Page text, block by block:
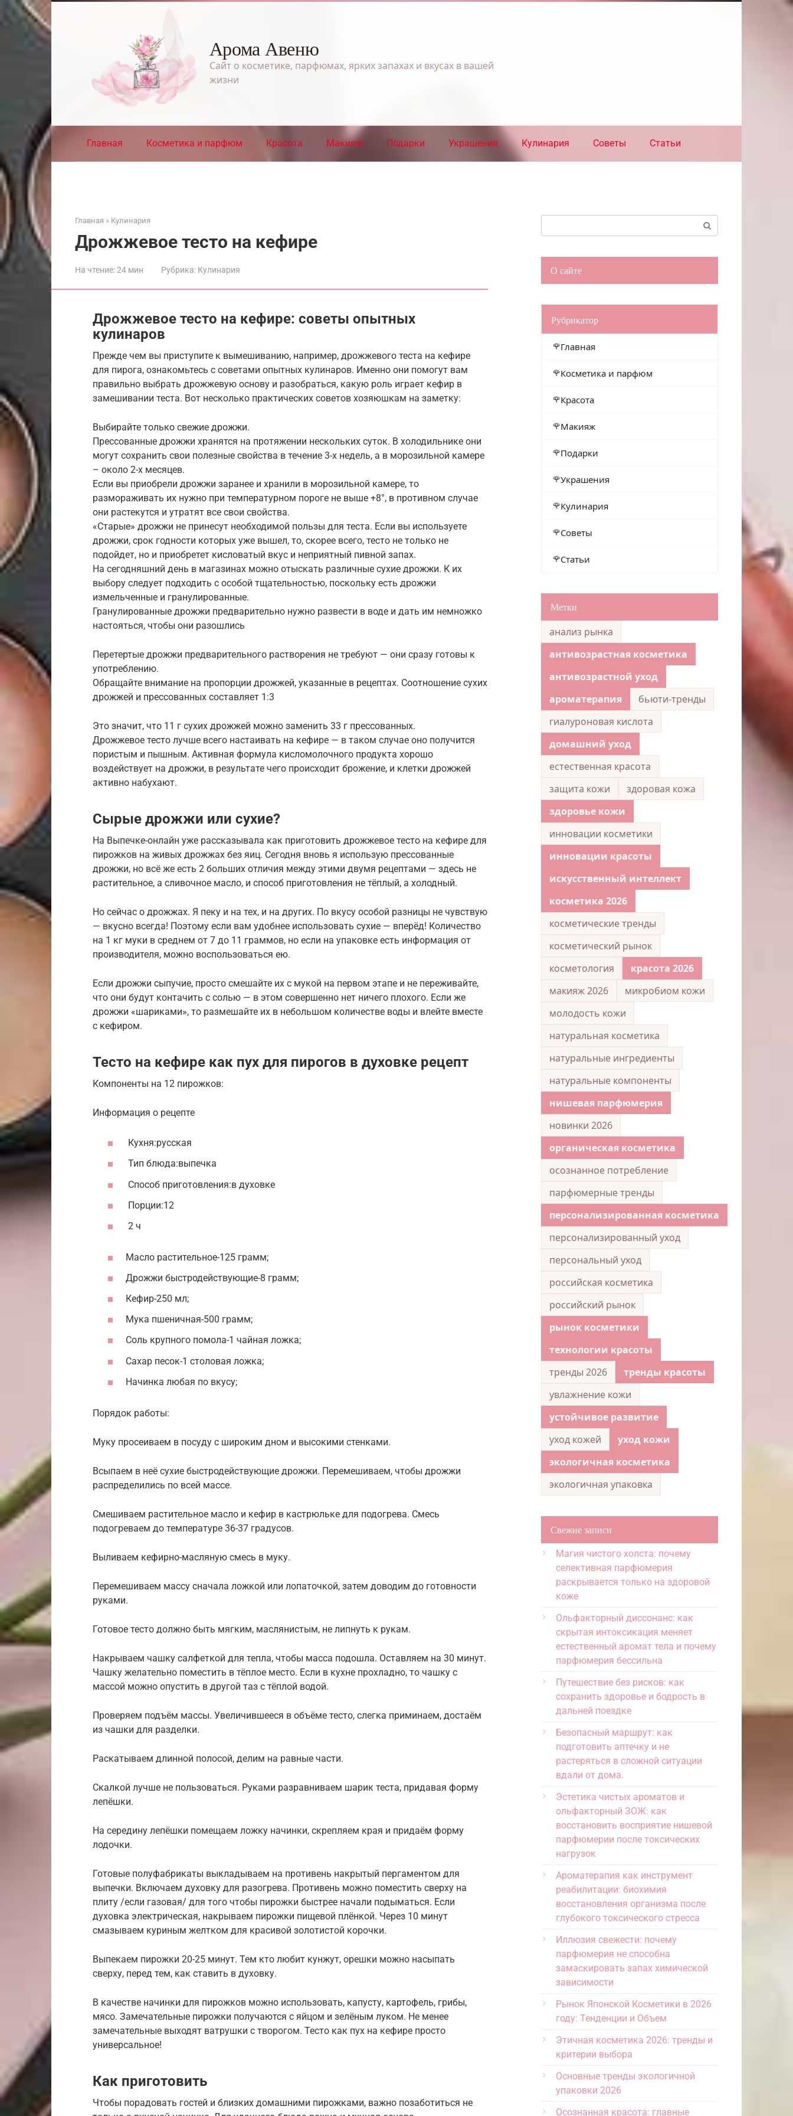
Перейти
к
контенту
Арома Авеню
Сайт о косметике, парфюмах, ярких запахах и вкусах в вашей
жизни
Главная Косметика и парфюм Красота Макияж Подарки Украшения Кулинария Советы Статьи
Главная » Кулинария
Дрожжевое тесто на кефире
На чтение:24 мин Рубрика: Кулинария
Дрожжевое тесто на кефире: советы опытных
кулинаров
Прежде чем вы приступите к вымешиванию, например, дрожжевого теста на кефире
для пирога, ознакомьтесь с советами опытных кулинаров. Именно они помогут вам
правильно выбрать дрожжевую основу и разобраться, какую роль играет кефир в
замешивании теста. Вот несколько практических советов хозяюшкам на заметку:
Выбирайте только свежие дрожжи.
Прессованные дрожжи хранятся на протяжении нескольких суток. В холодильнике они
могут сохранить свои полезные свойства в течение 3-х недель, а в морозильной камере
– около 2-х месяцев.
Если вы приобрели дрожжи заранее и хранили в морозильной камере, то
размораживать их нужно при температурном пороге не выше +8°, в противном случае
они растекутся и утратят все свои свойства.
«Старые» дрожжи не принесут необходимой пользы для теста. Если вы используете
дрожжи, срок годности которых уже вышел, то, скорее всего, тесто не только не
подойдет, но и приобретет кисловатый вкус и неприятный пивной запах.
На сегодняшний день в магазинах можно отыскать различные сухие дрожжи. К их
выбору следует подходить с особой тщательностью, поскольку есть дрожжи
измельченные и гранулированные.
Гранулированные дрожжи предварительно нужно развести в воде и дать им немножко
настояться, чтобы они разошлись
Перетертые дрожжи предварительного растворения не требуют — они сразу готовы к
употреблению.
Обращайте внимание на пропорции дрожжей, указанные в рецептах. Соотношение сухих
дрожжей и прессованных составляет 1:3
Это значит, что 11 г сухих дрожжей можно заменить 33 г прессованных.
Дрожжевое тесто лучше всего настаивать на кефире — в таком случае оно получится
пористым и пышным. Активная формула кисломолочного продукта хорошо
воздействует на дрожжи, в результате чего происходит брожение, и клетки дрожжей
активно набухают.
Сырые дрожжи или сухие?
На Выпечке-онлайн уже рассказывала как приготовить дрожжевое тесто на кефире для
пирожков на живых дрожжах без яиц. Сегодня вновь я использую прессованные
дрожжи, но всё же есть 2 больших отличия между этими двумя рецептами — здесь не
растительное, а сливочное масло, и способ приготовления не тёплый, а холодный.
Но сейчас о дрожжах. Я пеку и на тех, и на других. По вкусу особой разницы не чувствую
— вкусно всегда! Поэтому если вам удобнее использовать сухие — вперёд! Количество
на 1 кг муки в среднем от 7 до 11 граммов, но если на упаковке есть информация от
производителя, можно воспользоваться ею.
Если дрожжи сыпучие, просто смешайте их с мукой на первом этапе и не переживайте,
что они будут контачить с солью — в этом совершенно нет ничего плохого. Если же
дрожжи «шариками», то размешайте их в небольшом количестве воды и влейте вместе
с кефиром.
Тесто на кефире как пух для пирогов в духовке рецепт
Компоненты на 12 пирожков:
Информация о рецепте
Кухня:русская
Тип блюда:выпечка
Способ приготовления:в духовке
Порции:12
2 ч
Масло растительное-125 грамм;
Дрожжи быстродействующие-8 грамм;
Кефир-250 мл;
Мука пшеничная-500 грамм;
Соль крупного помола-1 чайная ложка;
Сахар песок-1 столовая ложка;
Начинка любая по вкусу;
Порядок работы:
Муку просеиваем в посуду с широким дном и высокими стенками.
Всыпаем в неё сухие быстродействующие дрожжи. Перемешиваем, чтобы дрожжи
распределились по всей массе.
Смешиваем растительное масло и кефир в кастрюльке для подогрева. Смесь
подогреваем до температуре 36-37 градусов.
Выливаем кефирно-масляную смесь в муку.
Перемешиваем массу сначала ложкой или лопаточкой, затем доводим до готовности
руками.
Готовое тесто должно быть мягким, маслянистым, не липнуть к рукам.
Накрываем чашку салфеткой для тепла, чтобы масса подошла. Оставляем на 30 минут.
Чашку желательно поместить в тёплое место. Если в кухне прохладно, то чашку с
массой можно опустить в другой таз с тёплой водой.
Проверяем подъём массы. Увеличившееся в объёме тесто, слегка приминаем, достаём
из чашки для разделки.
Раскатываем длинной полосой, делим на равные части.
Скалкой лучше не пользоваться. Руками разравниваем шарик теста, придавая форму
лепёшки.
На середину лепёшки помещаем ложку начинки, скрепляем края и придаём форму
лодочки.
Готовые полуфабрикаты выкладываем на противень накрытый пергаментом для
выпечки. Включаем духовку для разогрева. Противень можно поместить сверху на
плиту /если газовая/ для того чтобы пирожки быстрее начали подыматься. Если
духовка электрическая, накрываем пирожки пищевой плёнкой. Через 10 минут
смазываем куриным желтком для красивой золотистой корочки.
Выпекаем пирожки 20-25 минут. Тем кто любит кунжут, орешки можно насыпать
сверху, перед тем, как ставить в духовку.
В качестве начинки для пирожков можно использовать, капусту, картофель, грибы,
мясо. Замечательные пирожки получаются с яйцом и зелёным луком. Не менее
замечательные выходят ватрушки с творогом. Тесто как пух на кефире просто
универсальное!
Как приготовить
Чтобы порадовать гостей и близких домашними пирожками, важно позаботиться не
О сайте
Рубрикатор
Главная
Косметика и парфюм
Красота
Макияж
Подарки
Украшения
Кулинария
Советы
Статьи
Метки
анализ рынка
антивозрастная косметика
антивозрастной уход
ароматерапия
бьюти-тренды
гиалуроновая кислота
домашний уход
естественная красота
защита кожи
здоровая кожа
здоровье кожи
инновации косметики
инновации красоты
искусственный интеллект
косметика 2026
косметические тренды
косметический рынок
косметология
красота 2026
макияж 2026
микробиом кожи
молодость кожи
натуральная косметика
натуральные ингредиенты
натуральные компоненты
нишевая парфюмерия
новинки 2026
органическая косметика
осознанное потребление
парфюмерные тренды
персонализированная косметика
персонализированный уход
персональный уход
российская косметика
российский рынок
рынок косметики
технологии красоты
тренды 2026
тренды красоты
увлажнение кожи
устойчивое развитие
уход кожей
уход кожи
экологичная косметика
экологичная упаковка
Свежие записи
Магия чистого холста: почему
селективная парфюмерия
раскрывается только на здоровой
коже
Ольфакторный диссонанс: как
скрытая интоксикация меняет
естественный аромат тела и почему
парфюмерия бессильна
Путешествие без рисков: как
сохранить здоровье и бодрость в
дальней поездке
Безопасный маршрут: как
подготовить аптечку и не
растеряться в сложной ситуации
вдали от дома.
Эстетика чистых ароматов и
ольфакторный ЗОЖ: как
восстановить восприятие нишевой
парфюмерии после токсических
нагрузок
Ароматерапия как инструмент
реабилитации: биохимия
восстановления организма после
глубокого токсического стресса
Иллюзия свежести: почему
парфюмерия не способна
замаскировать запах химической
зависимости
Рынок Японской Косметики в 2026
году: Тенденции и Объем
Этичная косметика 2026: тренды и
критерии выбора
Основные тренды экологичной
упаковки 2026
Осознанная красота: главные